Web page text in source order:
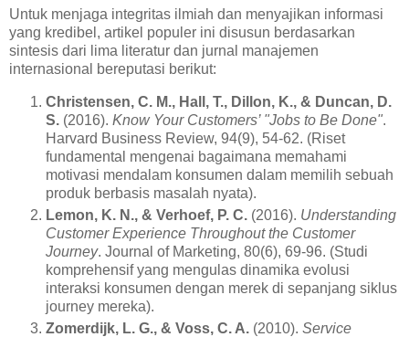
Untuk menjaga integritas ilmiah dan menyajikan informasi
yang kredibel, artikel populer ini disusun berdasarkan
sintesis dari lima literatur dan jurnal manajemen
internasional bereputasi berikut:
Christensen, C. M., Hall, T., Dillon, K., & Duncan, D.
S. (2016). Know Your Customers’ "Jobs to Be Done".
Harvard Business Review, 94(9), 54-62. (Riset
fundamental mengenai bagaimana memahami
motivasi mendalam konsumen dalam memilih sebuah
produk berbasis masalah nyata).
Lemon, K. N., & Verhoef, P. C. (2016). Understanding
Customer Experience Throughout the Customer
Journey. Journal of Marketing, 80(6), 69-96. (Studi
komprehensif yang mengulas dinamika evolusi
interaksi konsumen dengan merek di sepanjang siklus
journey mereka).
Zomerdijk, L. G., & Voss, C. A. (2010). Service